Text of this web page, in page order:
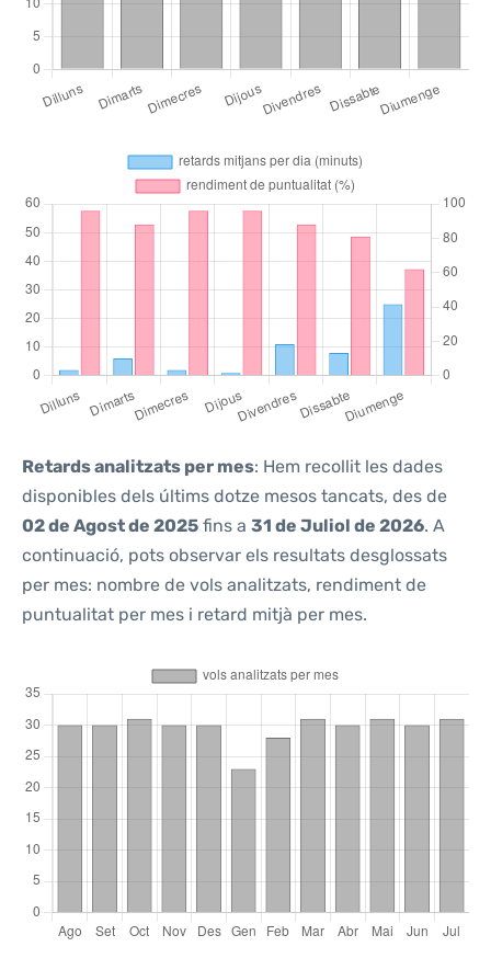
Retards analitzats per mes: Hem recollit les dades
disponibles dels últims dotze mesos tancats, des de
02 de Agost de 2025 fins a 31 de Juliol de 2026. A
continuació, pots observar els resultats desglossats
per mes: nombre de vols analitzats, rendiment de
puntualitat per mes i retard mitjà per mes.